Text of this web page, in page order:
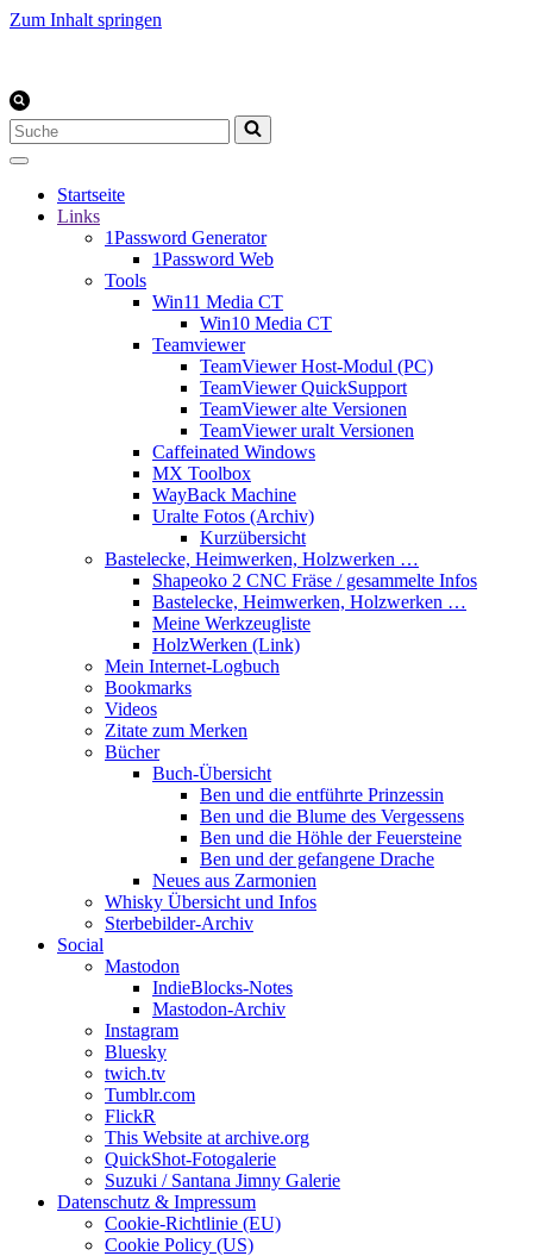
Zum Inhalt springen
Suchen
nach …
Startseite
Links
1Password Generator
1Password Web
Tools
Win11 Media CT
Win10 Media CT
Teamviewer
TeamViewer Host-Modul (PC)
TeamViewer QuickSupport
TeamViewer alte Versionen
TeamViewer uralt Versionen
Caffeinated Windows
MX Toolbox
WayBack Machine
Uralte Fotos (Archiv)
Kurzübersicht
Bastelecke, Heimwerken, Holzwerken …
Shapeoko 2 CNC Fräse / gesammelte Infos
Bastelecke, Heimwerken, Holzwerken …
Meine Werkzeugliste
HolzWerken (Link)
Mein Internet-Logbuch
Bookmarks
Videos
Zitate zum Merken
Bücher
Buch-Übersicht
Ben und die entführte Prinzessin
Ben und die Blume des Vergessens
Ben und die Höhle der Feuersteine
Ben und der gefangene Drache
Neues aus Zarmonien
Whisky Übersicht und Infos
Sterbebilder-Archiv
Social
Mastodon
IndieBlocks-Notes
Mastodon-Archiv
Instagram
Bluesky
twich.tv
Tumblr.com
FlickR
This Website at archive.org
QuickShot-Fotogalerie
Suzuki / Santana Jimny Galerie
Datenschutz & Impressum
Cookie-Richtlinie (EU)
Cookie Policy (US)